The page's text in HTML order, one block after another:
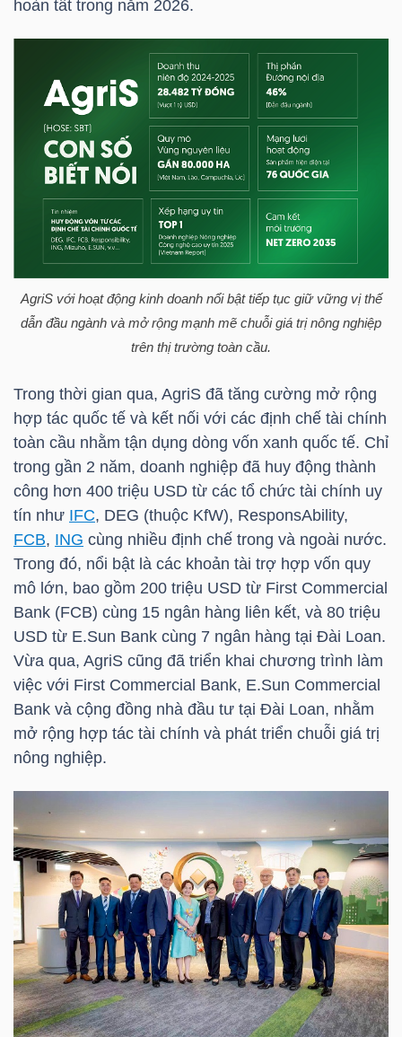
hoàn tất trong năm 2026.
AgriS với hoạt động kinh doanh nổi bật tiếp tục giữ vững vị thế
dẫn đầu ngành và mở rộng mạnh mẽ chuỗi giá trị nông nghiệp
trên thị trường toàn cầu.
Trong thời gian qua, AgriS đã tăng cường mở rộng
hợp tác quốc tế và kết nối với các định chế tài chính
toàn cầu nhằm tận dụng dòng vốn xanh quốc tế. Chỉ
trong gần 2 năm, doanh nghiệp đã huy động thành
công hơn 400 triệu USD từ các tổ chức tài chính uy
tín như IFC, DEG (thuộc KfW), ResponsAbility,
FCB, ING cùng nhiều định chế trong và ngoài nước.
Trong đó, nổi bật là các khoản tài trợ hợp vốn quy
mô lớn, bao gồm 200 triệu USD từ First Commercial
Bank (FCB) cùng 15 ngân hàng liên kết, và 80 triệu
USD từ E.Sun Bank cùng 7 ngân hàng tại Đài Loan.
Vừa qua, AgriS cũng đã triển khai chương trình làm
việc với First Commercial Bank, E.Sun Commercial
Bank và cộng đồng nhà đầu tư tại Đài Loan, nhằm
mở rộng hợp tác tài chính và phát triển chuỗi giá trị
nông nghiệp.
YẾU
DÙNG
THIẾT
CHĂM
SÓC
TÀI
CHÍNH
CÔNG
THÔNG
VỤ
TRUYỀN
THÔNG
TIỆN
ÍCH